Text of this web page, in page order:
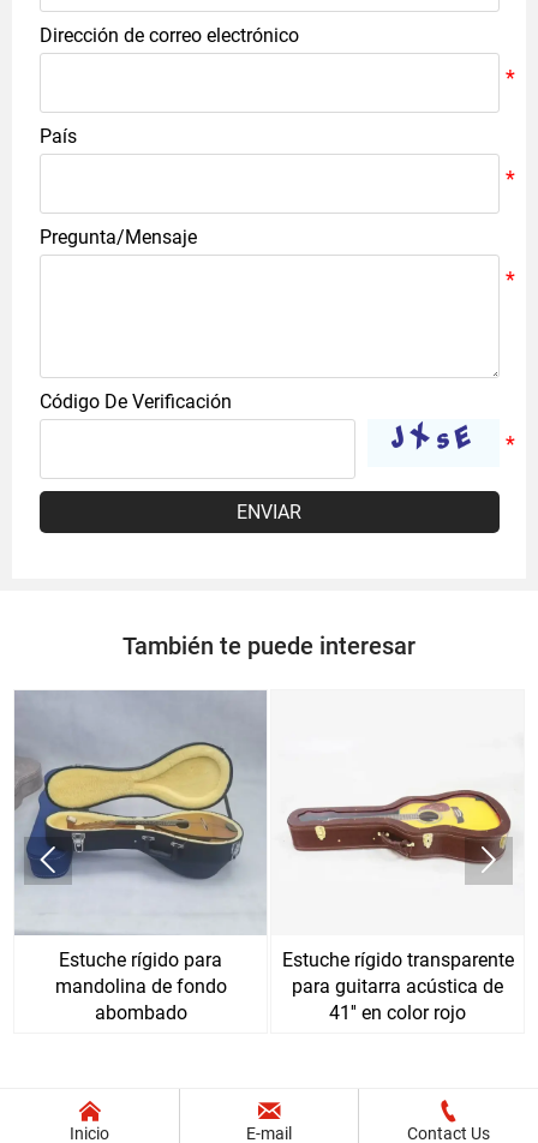
Dirección de correo electrónico
País
Pregunta/Mensaje
Código De Verificación
ENVIAR
También te puede interesar
Estuche rígido para
mandolina de fondo
abombado
Estuche rígido transparente
para guitarra acústica de
41'' en color rojo
 

Inicio

E-mail

Contact Us